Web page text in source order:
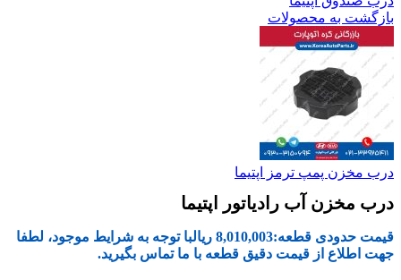
بازگشت به محصولات
درب مخزن پمپ ترمز اپتیما
درب مخزن آب رادیاتور اپتیما
قیمت حدودی قطعه:8,010,003 ریالبا توجه به شرایط موجود، لطفا
جهت اطلاع از قیمت دقیق قطعه با ما تماس بگیرید.